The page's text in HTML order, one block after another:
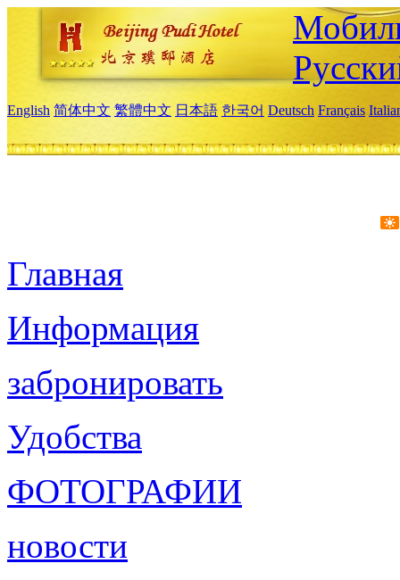
English 简体中文 繁體中文 日本語 한국어 Deutsch Français
Главная
Информация
забронировать
Удобства
ФОТОГРАФИИ
новости